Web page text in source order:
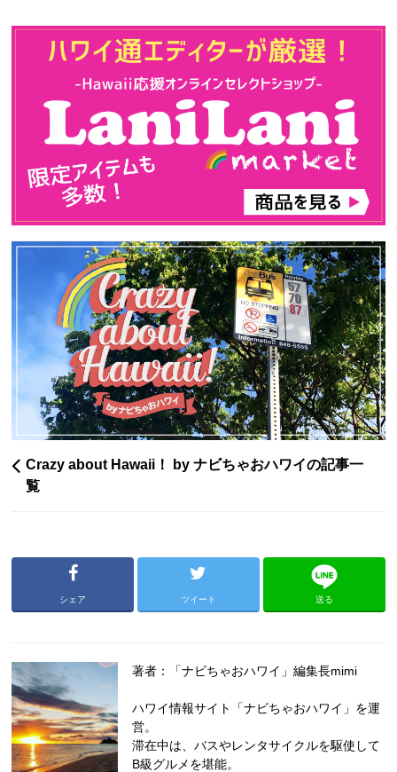
Crazy about Hawaii！ by ナビちゃおハワイの記事一
覧
シェア ツイート 送る
著者：「ナビちゃおハワイ」編集長mimi
ハワイ情報サイト「ナビちゃおハワイ」を運
営。
滞在中は、バスやレンタサイクルを駆使して
B級グルメを堪能。